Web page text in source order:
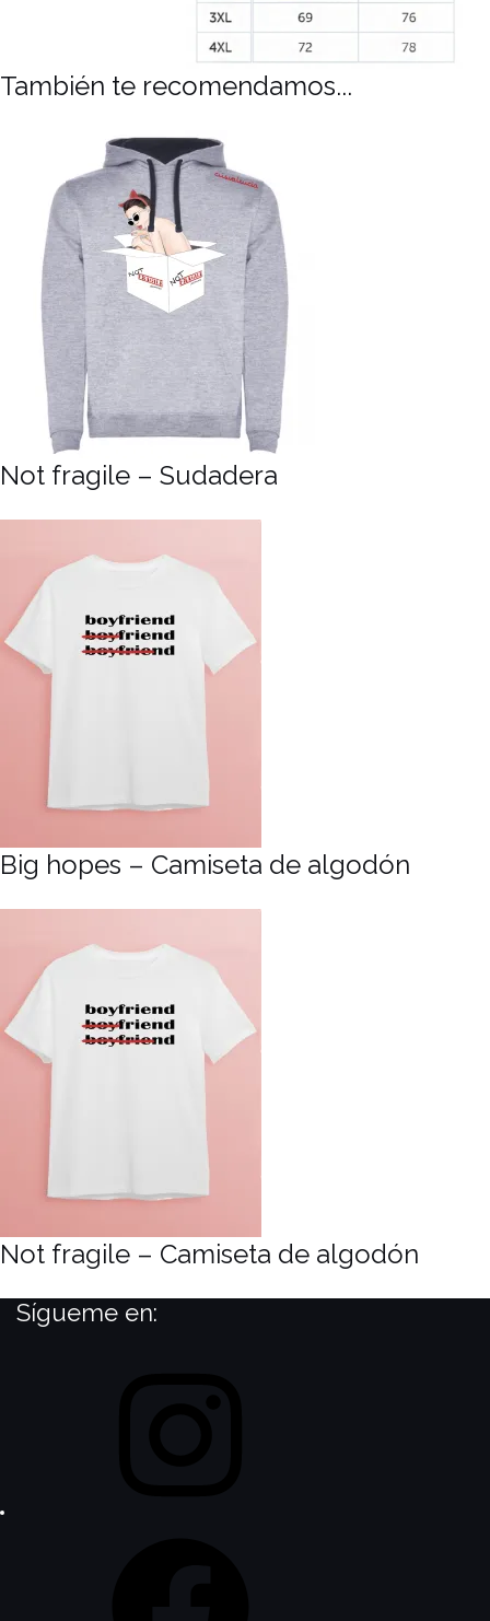
También te recomendamos...
Not fragile – Sudadera
Big hopes – Camiseta de algodón
Not fragile – Camiseta de algodón
Sígueme en: